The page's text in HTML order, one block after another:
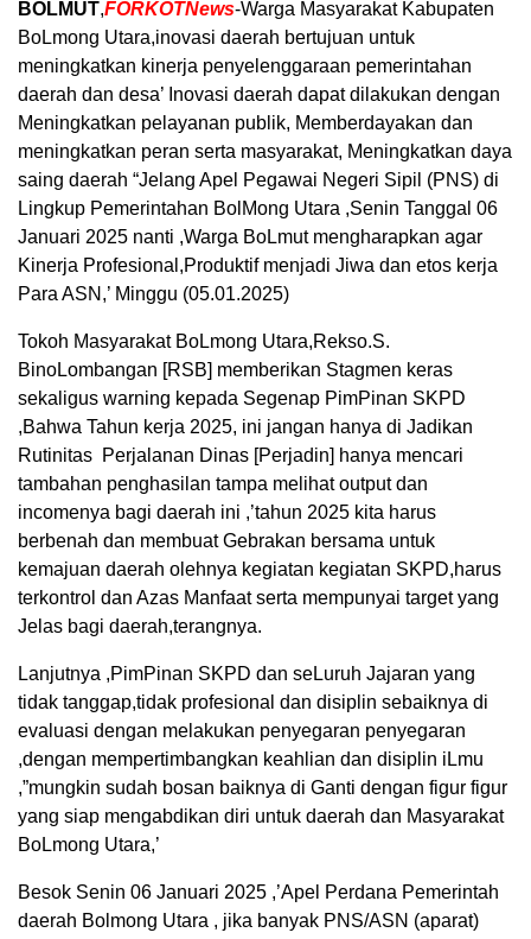
BOLMUT,FORKOTNews-Warga Masyarakat Kabupaten
BoLmong Utara,inovasi daerah bertujuan untuk
meningkatkan kinerja penyelenggaraan pemerintahan
daerah dan desa’ Inovasi daerah dapat dilakukan dengan
Meningkatkan pelayanan publik, Memberdayakan dan
meningkatkan peran serta masyarakat, Meningkatkan daya
saing daerah “Jelang Apel Pegawai Negeri Sipil (PNS) di
Lingkup Pemerintahan BolMong Utara ,Senin Tanggal 06
Januari 2025 nanti ,Warga BoLmut mengharapkan agar
Kinerja Profesional,Produktif menjadi Jiwa dan etos kerja
Para ASN,’ Minggu (05.01.2025)
Tokoh Masyarakat BoLmong Utara,Rekso.S.
BinoLombangan [RSB] memberikan Stagmen keras
sekaligus warning kepada Segenap PimPinan SKPD
,Bahwa Tahun kerja 2025, ini jangan hanya di Jadikan
Rutinitas Perjalanan Dinas [Perjadin] hanya mencari
tambahan penghasilan tampa melihat output dan
incomenya bagi daerah ini ,’tahun 2025 kita harus
berbenah dan membuat Gebrakan bersama untuk
kemajuan daerah olehnya kegiatan kegiatan SKPD,harus
terkontrol dan Azas Manfaat serta mempunyai target yang
Jelas bagi daerah,terangnya.
Lanjutnya ,PimPinan SKPD dan seLuruh Jajaran yang
tidak tanggap,tidak profesional dan disiplin sebaiknya di
evaluasi dengan melakukan penyegaran penyegaran
,dengan mempertimbangkan keahlian dan disiplin iLmu
,”mungkin sudah bosan baiknya di Ganti dengan figur figur
yang siap mengabdikan diri untuk daerah dan Masyarakat
BoLmong Utara,’
Besok Senin 06 Januari 2025 ,’Apel Perdana Pemerintah
daerah Bolmong Utara , jika banyak PNS/ASN (aparat)